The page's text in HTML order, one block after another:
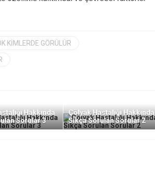
KIMLERDE GÖRÜLÜR
Hakkında
Sorular 3
Çölyak Hastalığı Hakkında
Sıkça Sorulan Sorular 2